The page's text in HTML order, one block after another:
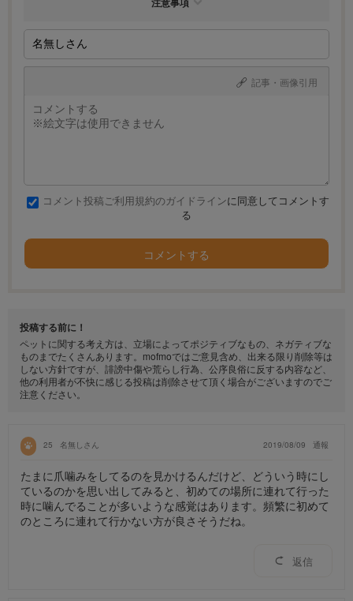
記事・画像引用
コメント投稿ご利用規約のガイドラインに同意してコメントす
る
コメントする
投稿する前に！
ペットに関する考え方は、立場によってポジティブなもの、ネガティブな
ものまでたくさんあります。mofmoではご意見含め、出来る限り削除等は
しない方針ですが、誹謗中傷や荒らし行為、公序良俗に反する内容など、
他の利用者が不快に感じる投稿は削除させて頂く場合がございますのでご
注意ください。
25 名無しさん 2019/08/09 通報
たまに爪噛みをしてるのを見かけるんだけど、どういう時にし
ているのかを思い出してみると、初めての場所に連れて行った
時に噛んでることが多いような感覚はあります。頻繁に初めて
のところに連れて行かない方が良さそうだね。
返信